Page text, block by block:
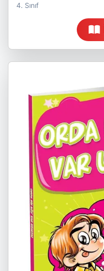
4. Sınıf